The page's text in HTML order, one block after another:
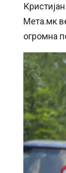
Мета.мк
огромна